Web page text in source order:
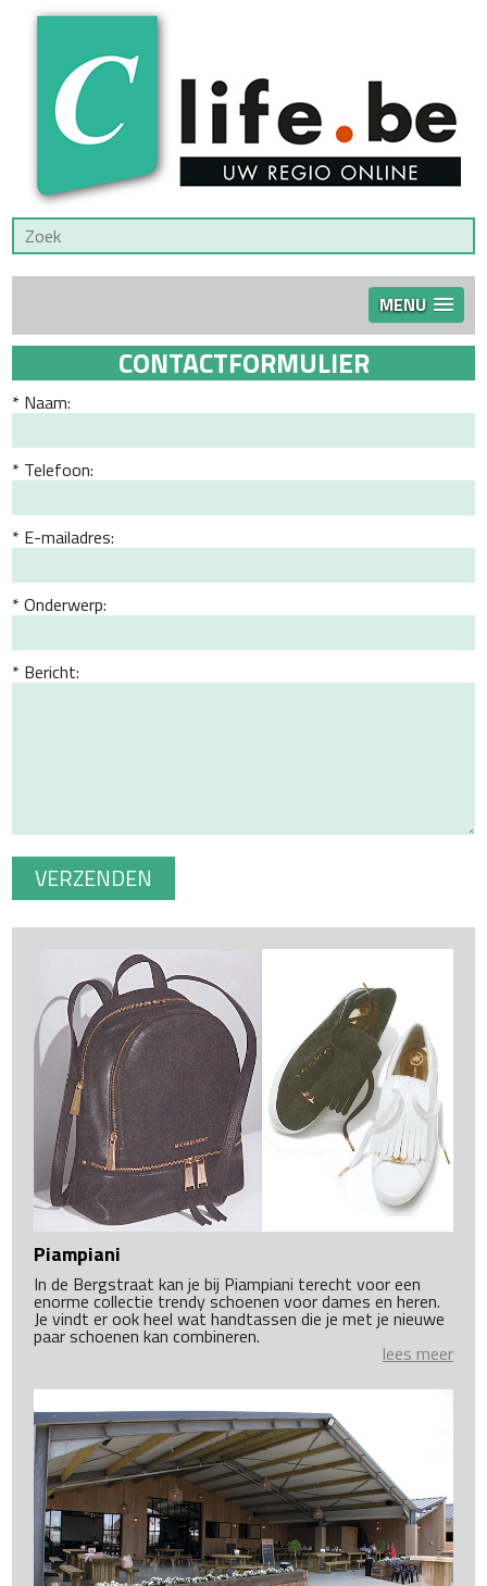
MENU
CONTACTFORMULIER
Naam:
Telefoon:
E-mailadres:
Onderwerp:
Bericht:
Piampiani
In de Bergstraat kan je bij Piampiani terecht voor een
enorme collectie trendy schoenen voor dames en heren.
Je vindt er ook heel wat handtassen die je met je nieuwe
paar schoenen kan combineren.
lees meer